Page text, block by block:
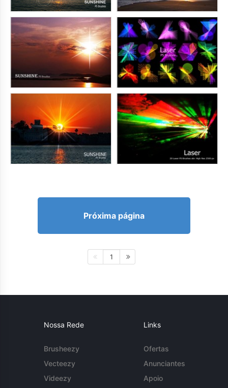
Próxima página
1
Nossa Rede
Brusheezy
Vecteezy
Videezy
Links
Ofertas
Anunciantes
Apoio